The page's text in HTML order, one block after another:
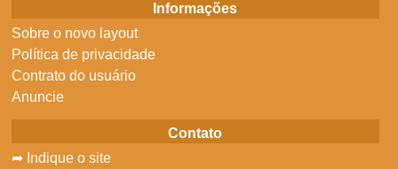
Informações
Sobre o novo layout
Política de privacidade
Contrato do usuário
Anuncie
Contato
➦ Indique o site